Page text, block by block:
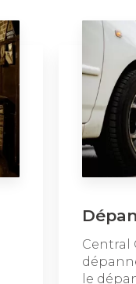
Central
le